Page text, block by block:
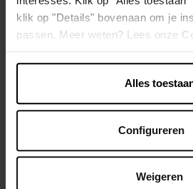
klik op "Details" bovenaan om je
passen. Meer weten? Lees onze
meer informatie.
Alles
Configureren
Weigeren
rétractable pour chien dispose d’un
supporter des charges élevées. Son
son système de freinage souple